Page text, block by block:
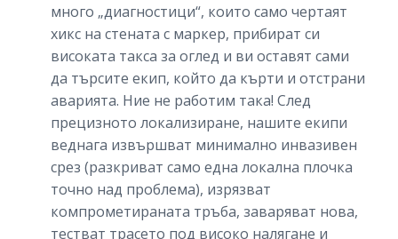
много „диагностици“, които само чертаят
хикс на стената с маркер, прибират си
високата такса за оглед и ви оставят сами
да търсите екип, който да кърти и отстрани
аварията. Ние не работим така! След
прецизното локализиране, нашите екипи
веднага извършват минимално инвазивен
срез (разкриват само една локална плочка
точно над проблема), изрязват
компрометираната тръба, заваряват нова,
тестват трасето под високо налягане и